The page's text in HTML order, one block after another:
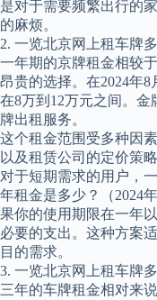
是对于需要频繁出行的
的麻烦。
2. 一览北京网上租车牌
一年期的京牌租金相较
昂贵的选择。在2024年
在8万到12万元之间。
牌出租服务。
这个租金范围受多种因
以及租赁公司的定价策略
对于短期需求的用户，
年租金是多少？（2024
果你的使用期限在一年
必要的支出。这种方案
目的需求。
3. 一览北京网上租车牌
三年的车牌租金相对来